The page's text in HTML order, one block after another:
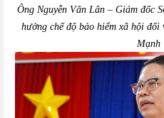
Ông Nguyễn Văn Lân – Giám đốc
hưởng chế độ bảo hiểm xã hội
Mạnh